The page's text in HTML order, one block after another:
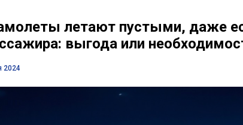
летают пустыми, даже
выгода или
2024